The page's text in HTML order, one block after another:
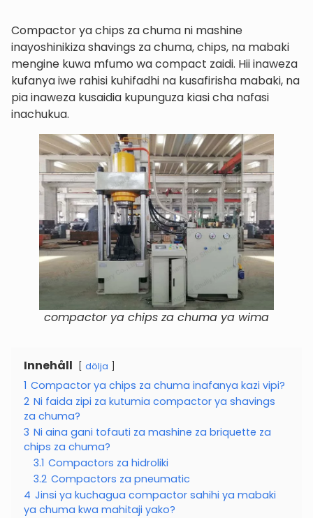
Compactor ya chips za chuma ni mashine
inayoshinikiza shavings za chuma, chips, na mabaki
mengine kuwa mfumo wa compact zaidi. Hii inaweza
kufanya iwe rahisi kuhifadhi na kusafirisha mabaki, na
pia inaweza kusaidia kupunguza kiasi cha nafasi
inachukua.
compactor ya chips za chuma ya wima
Innehåll dölja
1 Compactor ya chips za chuma inafanya kazi vipi?
2 Ni faida zipi za kutumia compactor ya shavings
za chuma?
3 Ni aina gani tofauti za mashine za briquette za
chips za chuma?
3.1 Compactors za hidroliki
3.2 Compactors za pneumatic
4 Jinsi ya kuchagua compactor sahihi ya mabaki
ya chuma kwa mahitaji yako?